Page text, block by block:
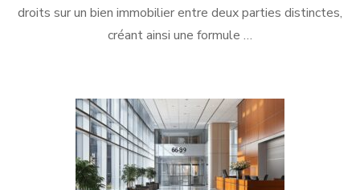
droits sur un bien immobilier entre deux parties distinctes,
créant ainsi une formule …